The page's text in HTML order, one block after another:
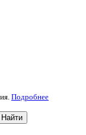
Подробнее
Найти